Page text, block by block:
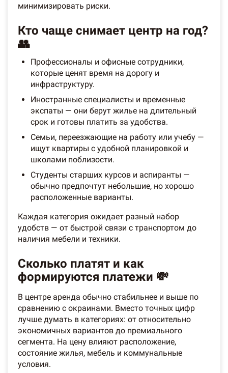
минимизировать риски.
Кто чаще снимает центр на год?
👥
Профессионалы и офисные сотрудники,
которые ценят время на дорогу и
инфраструктуру.
Иностранные специалисты и временные
экспаты — они берут жилье на длительный
срок и готовы платить за удобства.
Семьи, переезжающие на работу или учебу —
ищут квартиры с удобной планировкой и
школами поблизости.
Студенты старших курсов и аспиранты —
обычно предпочтут небольшие, но хорошо
расположенные варианты.
Каждая категория ожидает разный набор
удобств — от быстрой связи с транспортом до
наличия мебели и техники.
Сколько платят и как
формируются платежи 💸
В центре аренда обычно стабильнее и выше по
сравнению с окраинами. Вместо точных цифр
лучше думать в категориях: от относительно
экономичных вариантов до премиального
сегмента. На цену влияют расположение,
состояние жилья, мебель и коммунальные
условия.